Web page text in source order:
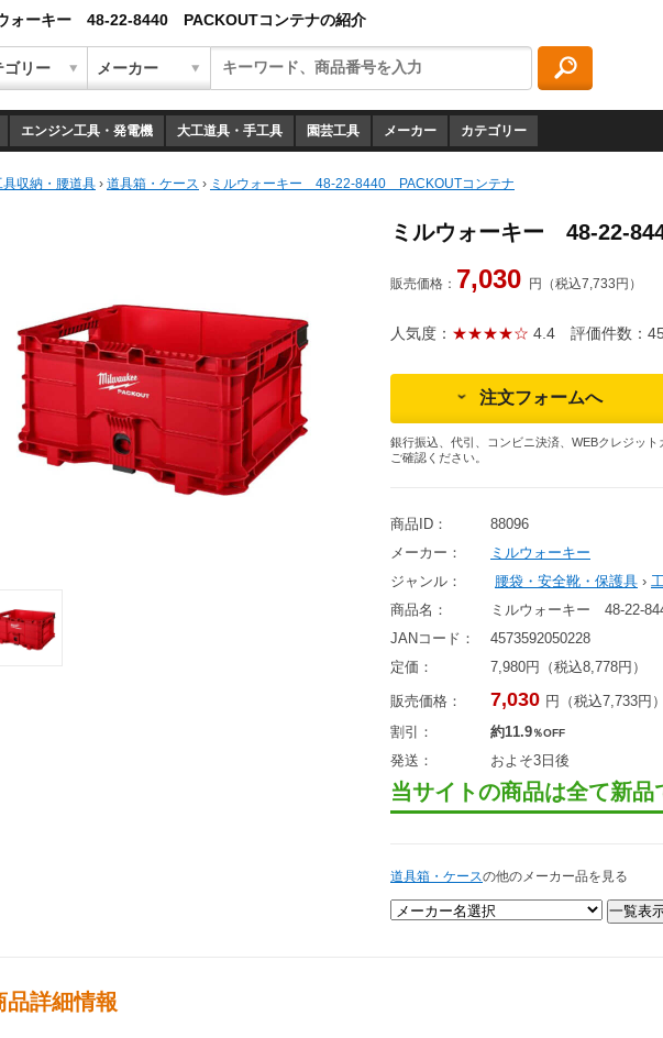
ォーキー 48-22-8440 PACKOUTコンテナの紹介
エンジン工具・発電機 大工道具・手工具 園芸工具 メーカー カテゴリー
具収納・腰道具 › 道具箱・ケース › ミルウォーキー 48-22-8440 PACKOUTコンテナ
ミルウォーキー 48-22-
販売価格： 7,030 円（税込7,733円）
人気度： ★★★★☆ 4.4 評価件数：
注文フォームへ
銀行振込、代引、コンビニ決済、WEBクレジッ
ご確認ください。
商品ID：
88096
メーカー：
ミルウォーキー
ジャンル：
腰袋・安全靴・保護具 ›
商品名：
ミルウォーキー 48-22-
JANコード：
4573592050228
定価：
7,980円（税込8,778円）
販売価格： 7,030 円（税込7,733円）
割引：
約11.9％OFF
発送： およそ3日後
当サイトの商品は全て新品
道具箱・ケースの他のメーカー品を見る
品詳細情報